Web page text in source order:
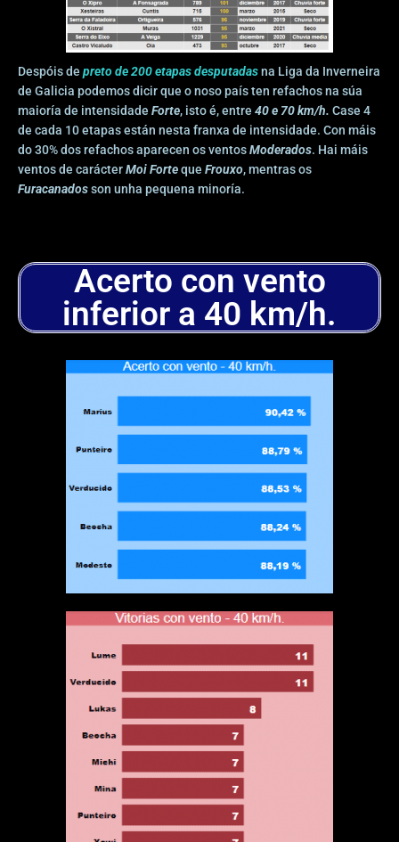
Despóis de preto de 200 etapas desputadasna Liga da Inverneira
de Galicia podemos dicir que o noso país ten refachos na súa
maioría de intensidade Forte, isto é, entre 40 e 70 km/h. Case 4
de cada 10 etapas están nesta franxa de intensidade. Con máis
do 30% dos refachos aparecen os ventosModerados. Hai máis
ventos de carácterMoi Forteque Frouxo, mentras os
Furacanadosson unha pequena minoría.
Acerto con vento
inferior a 40 km/h.